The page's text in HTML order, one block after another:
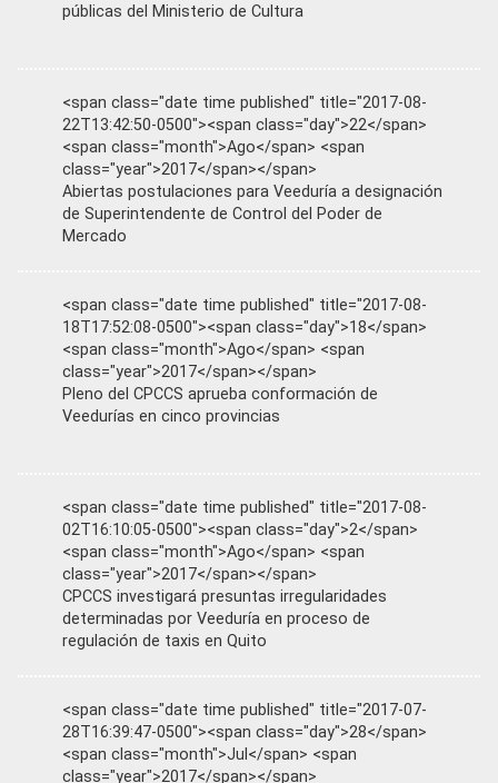
públicas del Ministerio de Cultura
<span class="date time published" title="2017-08-
22T13:42:50-0500"><span class="day">22</span>
<span class="month">Ago</span> <span
class="year">2017</span></span>
Abiertas postulaciones para Veeduría a designación
de Superintendente de Control del Poder de
Mercado
<span class="date time published" title="2017-08-
18T17:52:08-0500"><span class="day">18</span>
<span class="month">Ago</span> <span
class="year">2017</span></span>
Pleno del CPCCS aprueba conformación de
Veedurías en cinco provincias
<span class="date time published" title="2017-08-
02T16:10:05-0500"><span class="day">2</span>
<span class="month">Ago</span> <span
class="year">2017</span></span>
CPCCS investigará presuntas irregularidades
determinadas por Veeduría en proceso de
regulación de taxis en Quito
<span class="date time published" title="2017-07-
28T16:39:47-0500"><span class="day">28</span>
<span class="month">Jul</span> <span
class="year">2017</span></span>